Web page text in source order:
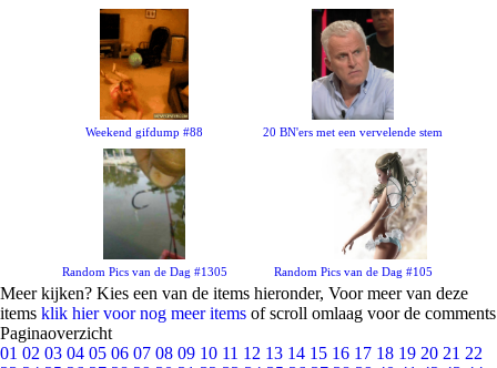
Weekend gifdump #88 20 BN'ers met een vervelende stem
Random Pics van de Dag #1305 Random Pics van de Dag #105
Meer kijken? Kies een van de items hieronder, Voor meer van deze
items klik hier voor nog meer items of scroll omlaag voor de comments
Paginaoverzicht
01 02 03 04 05 06 07 08 09 10 11 12 13 14 15 16 17 18 19 20 21 22